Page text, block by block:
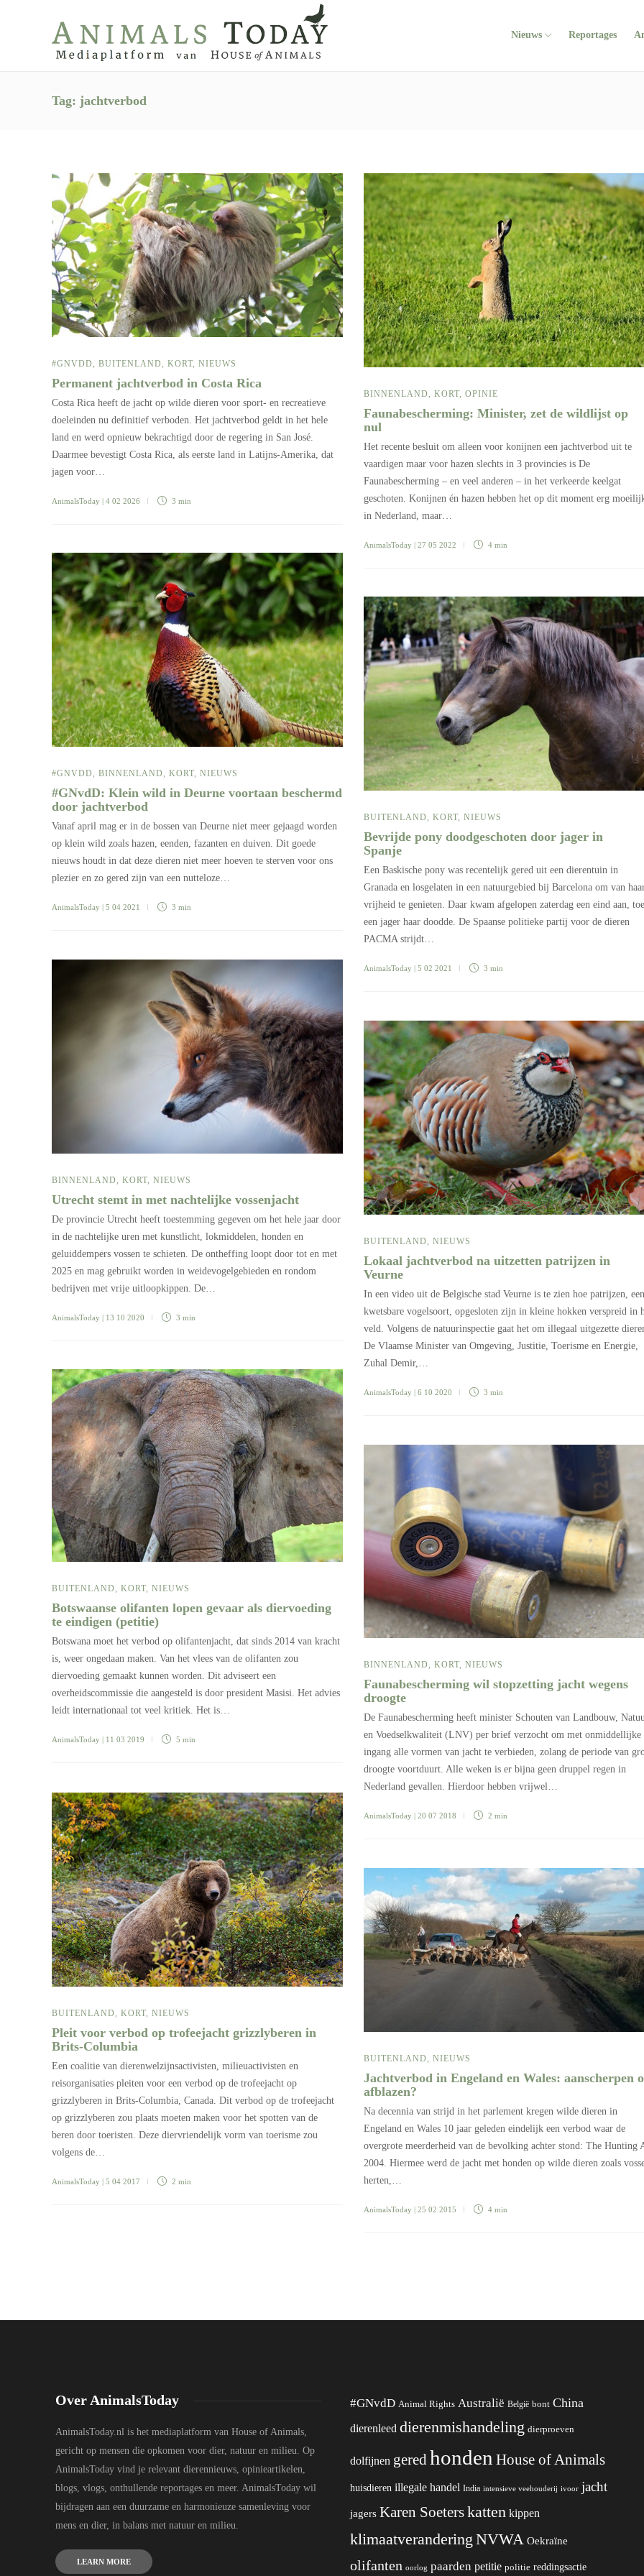
Nieuws Reportages
Tag: jachtverbod
#GNVDD BUITENLAND KORT NIEUWS
Permanent jachtverbod in Costa Rica
Costa Rica heeft de jacht op wilde dieren voor sport- en recreatieve
doeleinden nu definitief verboden. Het jachtverbod geldt in het hele
land en werd opnieuw bekrachtigd door de regering in San José.
Daarmee bevestigt Costa Rica, als eerste land in Latijns-Amerika, dat
jagen voor…
AnimalsToday | 4 02 2026 3 min
BINNENLAND KORT OPINIE
Faunabescherming: Minister, zet de wildlijst op
nul
Het recente besluit om alleen voor konijnen een jachtverbod uit te
vaardigen maar voor hazen slechts in 3 provincies is De
Faunabescherming – en veel anderen – in het verkeerde keelgat
geschoten. Konijnen én hazen hebben het op dit moment erg
in Nederland, maar…
AnimalsToday | 27 05 2022 4 min
#GNVDD BINNENLAND KORT NIEUWS
#GNvdD: Klein wild in Deurne voortaan beschermd
door jachtverbod
Vanaf april mag er in de bossen van Deurne niet meer gejaagd worden
op klein wild zoals hazen, eenden, fazanten en duiven. Dit goede
nieuws houdt in dat deze dieren niet meer hoeven te sterven voor ons
plezier en zo gered zijn van een nutteloze…
AnimalsToday | 5 04 2021 3 min
BUITENLAND KORT NIEUWS
Bevrijde pony doodgeschoten door jager in
Spanje
Een Baskische pony was recentelijk gered uit een dierentuin in
Granada en losgelaten in een natuurgebied bij Barcelona om van
vrijheid te genieten. Daar kwam afgelopen zaterdag een eind aan,
een jager haar doodde. De Spaanse politieke partij voor de dieren
PACMA strijdt…
AnimalsToday | 5 02 2021 3 min
BINNENLAND KORT NIEUWS
Utrecht stemt in met nachtelijke vossenjacht
De provincie Utrecht heeft toestemming gegeven om het hele jaar door
in de nachtelijke uren met kunstlicht, lokmiddelen, honden en
geluiddempers vossen te schieten. De ontheffing loopt door tot en met
2025 en mag gebruikt worden in weidevogelgebieden en rondom
bedrijven met vrije uitloopkippen. De…
AnimalsToday | 13 10 2020 3 min
BUITENLAND NIEUWS
Lokaal jachtverbod na uitzetten patrijzen in
Veurne
In een video uit de Belgische stad Veurne is te zien hoe patrijzen, een
kwetsbare vogelsoort, opgesloten zijn in kleine hokken verspreid in
veld. Volgens de natuurinspectie gaat het om illegaal uitgezette
De Vlaamse Minister van Omgeving, Justitie, Toerisme en Energie,
Zuhal Demir,…
AnimalsToday | 6 10 2020 3 min
BUITENLAND, KORT, NIEUWS
Botswaanse olifanten lopen gevaar als diervoeding
te eindigen (petitie)
Botswana moet het verbod op olifantenjacht, dat sinds 2014 van kracht
is, weer ongedaan maken. Van het vlees van de olifanten zou
diervoeding gemaakt kunnen worden. Dit adviseert een
overheidscommissie die aangesteld is door president Masisi. Het advies
leidt internationaal tot veel kritiek. Het is…
AnimalsToday | 11 03 2019 5 min
BINNENLAND, KORT, NIEUWS
Faunabescherming wil stopzetting jacht wegens
droogte
De Faunabescherming heeft minister Schouten van Landbouw,
en Voedselkwaliteit (LNV) per brief verzocht om met onmiddellijke
ingang alle vormen van jacht te verbieden, zolang de periode van
droogte voortduurt. Alle weken is er bijna geen druppel regen in
Nederland gevallen. Hierdoor hebben vrijwel…
AnimalsToday | 20 07 2018 2 min
BUITENLAND, KORT, NIEUWS
Pleit voor verbod op trofeejacht grizzlyberen in
Brits-Columbia
Een coalitie van dierenwelzijnsactivisten, milieuactivisten en
reisorganisaties pleiten voor een verbod op de trofeejacht op
grizzlyberen in Brits-Columbia, Canada. Dit verbod op de trofeejacht
op grizzlyberen zou plaats moeten maken voor het spotten van de
beren door toeristen. Deze diervriendelijk vorm van toerisme zou
volgens de…
AnimalsToday | 5 04 2017 2 min
BUITENLAND NIEUWS
Jachtverbod in Engeland en Wales: aanscherpen
afblazen?
Na decennia van strijd in het parlement kregen wilde dieren in
Engeland en Wales 10 jaar geleden eindelijk een verbod waar de
overgrote meerderheid van de bevolking achter stond: The Hunting
2004. Hiermee werd de jacht met honden op wilde dieren zoals
herten,…
AnimalsToday | 25 02 2015 4 min
Over AnimalsToday
AnimalsToday.nl is het mediaplatform van House of Animals,
gericht op mensen die opkomen voor dier, natuur en milieu. Op
AnimalsToday vind je relevant dierennieuws, opinieartikelen,
blogs, vlogs, onthullende reportages en meer. AnimalsToday wil
bijdragen aan een duurzame en harmonieuze samenleving voor
mens en dier, in balans met natuur en milieu.
LEARN MORE
#GNvdD Animal Rights Australië België bont China
dierenleed dierenmishandeling dierproeven
dolfijnen geredhonden House of Animals
huisdieren illegale handel India intensieve veehouderij ivoor jacht
jagers Karen Soeterskatten kippen
klimaatverandering NVWA Oekraïne
olifanten oorlog paarden petitie politie reddingsactie